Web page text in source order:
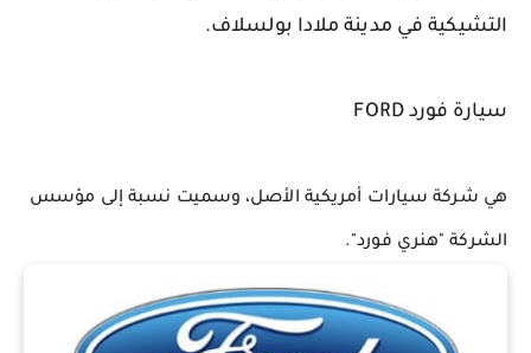
التشيكية في مدينة ملادا بولسلاف.
سيارة فورد FORD
الشركة "هنري فورد".